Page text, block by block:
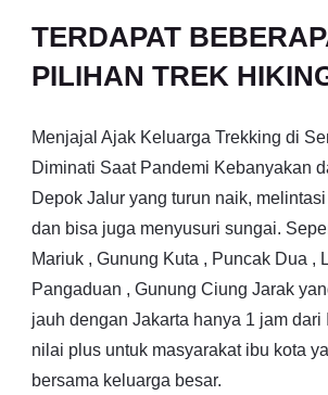
TERDAPAT
PILIHAN TREK
Menjajal Ajak Keluarga Trekking di
Diminati Saat Pandemi Kebanyakan
Depok Jalur yang turun naik,
dan bisa juga menyusuri sungai.
Mariuk , Gunung Kuta , Puncak Dua ,
Pangaduan , Gunung Ciung Jarak
jauh dengan Jakarta hanya 1 jam dari
nilai plus untuk masyarakat ibu kota
bersama keluarga besar.